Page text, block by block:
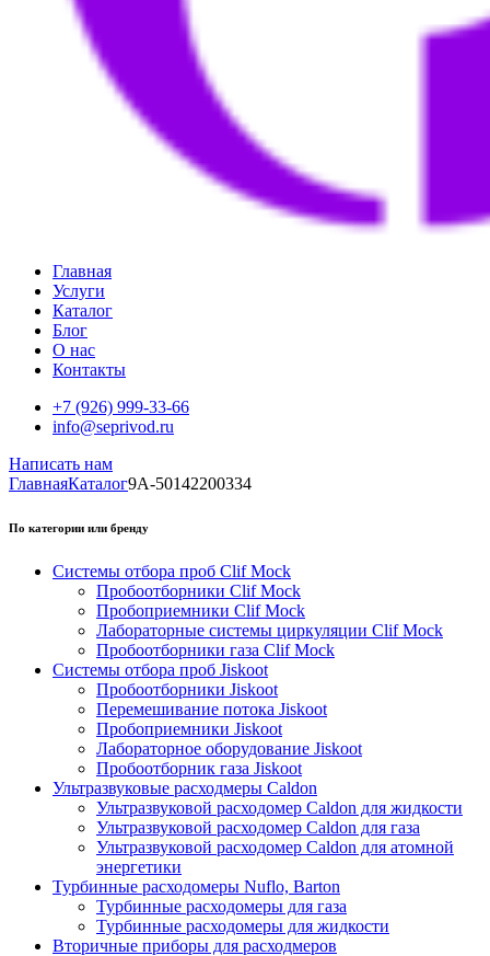
Главная
Услуги
Каталог
Блог
О нас
Контакты
+7 (926) 999-33-66
info@seprivod.ru
Написать нам
ГлавнаяКаталог9A-50142200334
По категории или бренду
Системы отбора проб Clif Mock
Пробоотборники Clif Mock
Пробоприемники Clif Mock
Лабораторные системы циркуляции Clif Mock
Пробоотборники газа Clif Mock
Системы отбора проб Jiskoot
Пробоотборники Jiskoot
Перемешивание потока Jiskoot
Пробоприемники Jiskoot
Лабораторное оборудование Jiskoot
Пробоотборник газа Jiskoot
Ультразвуковые расходмеры Caldon
Ультразвуковой расходомер Caldon для жидкости
Ультразвуковой расходомер Caldon для газа
Ультразвуковой расходомер Caldon для атомной
энергетики
Турбинные расходомеры Nuflo, Barton
Турбинные расходомеры для газа
Турбинные расходомеры для жидкости
Вторичные приборы для расходмеров